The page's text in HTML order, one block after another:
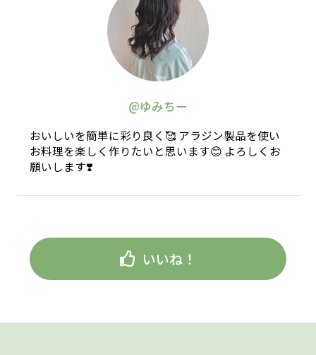
@ゆみちー
おいしいを簡単に彩り良く🥰 アラジン製品を使い
お料理を楽しく作りたいと思います😊 よろしくお
願いします❣️
いいね！